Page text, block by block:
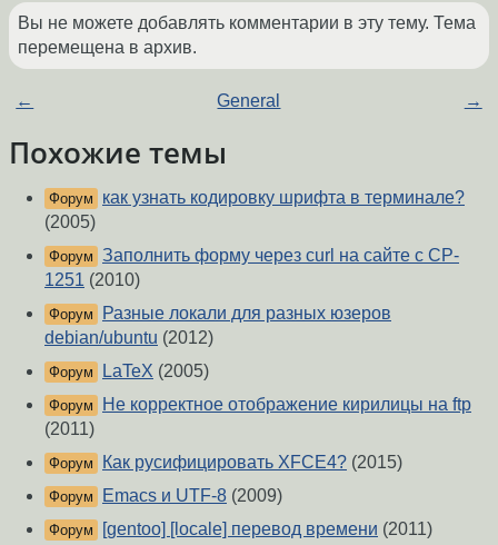
Вы не можете добавлять комментарии в эту тему. Тема
перемещена в архив.
← General →
Похожие темы
Форум
как узнать кодировку шрифта в терминале?
(2005)
Форум Заполнить форму через curl на сайте с CP-
1251 (2010)
Форум
Разные локали для разных юзеров
debian/ubuntu (2012)
Форум LaTeX (2005)
Форум
Не корректное отображение кирилицы на ftp
(2011)
Форум Как русифицировать XFCE4? (2015)
Форум Emacs и UTF-8 (2009)
Форум [gentoo] [locale] перевод времени (2011)